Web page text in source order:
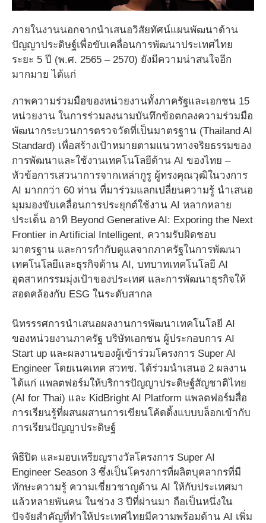
ภายในงานนอกจากนำเสนอวิสัยทัศน์แผนพัฒนาด้าน
ปัญญาประดิษฐ์เพื่อขับเคลื่อนการพัฒนาประเทศไทย
ระยะ 5 ปี (พ.ศ. 2565 – 2570) ยังมีความน่าสนใจอีก
มากมาย ได้แก่
ภาพความร่วมมือของหน่วยงานทั้งภาครัฐและเอกชน 15
หน่วยงาน ในการร่วมลงนามบันทึกข้อตกลงความร่วมมือ
พัฒนากระบวนการตรวจวัดที่เป็นมาตรฐาน (Thailand AI
Standard) เพื่อสร้างเป้าหมายตามแนวทางจริยธรรมของ
การพัฒนาและใช้งานเทคโนโลยีด้าน AI ของไทย –
หัวข้อการเสวนาการจากเหล่ากูรู ผู้ทรงคุณวุฒิในวงการ
AI มากกว่า 60 ท่าน ที่มาร่วมแลกเปลี่ยนความรู้ นำเสนอ
มุมมองขับเคลื่อนการประยุกต์ใช้งาน AI หลากหลาย
ประเด็น อาทิ Beyond Generative AI: Exporing the Next
Frontier in Artificial Intelligent, ความรับผิดชอบ
มาตรฐาน และการกำกับดูแลจากภาครัฐในการพัฒนา
เทคโนโลยีและธุรกิจด้าน AI, บทบาทเทคโนโลยี AI
อุตสาหกรรมมุ่งเป้าของประเทศ และการพัฒนาธุรกิจให้
สอดคล้องกับ ESG ในระดับสากล
นิทรรรศการนำเสนอผลงานการพัฒนาเทคโนโลยี AI
ของหน่วยงานภาครัฐ บริษัทเอกชน ผู้ประกอบการ AI
Start up และผลงานของผู้เข้าร่วมโครงการ Super AI
Engineer โดยเนคเทค สวทช. ได้ร่วมนำเสนอ 2 ผลงาน
ได้แก่ แพลตฟอร์มให้บริการปัญญาประดิษฐ์สัญชาติไทย
(AI for Thai) และ KidBright AI Platform แพลตฟอร์มสื่อ
การเรียนรู้ที่ผสนผสานการเขียนโค้ดดิ้งแบบบล็อกเข้ากับ
การเรียนปัญญาประดิษฐ์
พิธีปิด และมอบเหรียญรางวัลโครงการ Super AI
Engineer Season 3 ซึ่งเป็นโครงการที่ผลิตบุคลากรที่มี
ทักษะความรู้ ความเชี่ยวชาญด้าน AI ให้กับประเทศมา
แล้วหลายพันคน ในช่วง 3 ปีที่ผ่านมา ถือเป็นหนึ่งใน
ปัจจัยสำคัญที่ทำให้ประเทศไทยมีความพร้อมด้าน AI เพิ่ม